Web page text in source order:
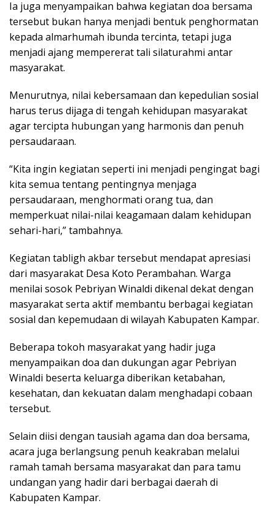
Ia juga menyampaikan bahwa kegiatan doa bersama
tersebut bukan hanya menjadi bentuk penghormatan
kepada almarhumah ibunda tercinta, tetapi juga
menjadi ajang mempererat tali silaturahmi antar
masyarakat.
Menurutnya, nilai kebersamaan dan kepedulian sosial
harus terus dijaga di tengah kehidupan masyarakat
agar tercipta hubungan yang harmonis dan penuh
persaudaraan.
“Kita ingin kegiatan seperti ini menjadi pengingat bagi
kita semua tentang pentingnya menjaga
persaudaraan, menghormati orang tua, dan
memperkuat nilai-nilai keagamaan dalam kehidupan
sehari-hari,” tambahnya.
Kegiatan tabligh akbar tersebut mendapat apresiasi
dari masyarakat Desa Koto Perambahan. Warga
menilai sosok Pebriyan Winaldi dikenal dekat dengan
masyarakat serta aktif membantu berbagai kegiatan
sosial dan kepemudaan di wilayah Kabupaten Kampar.
Beberapa tokoh masyarakat yang hadir juga
menyampaikan doa dan dukungan agar Pebriyan
Winaldi beserta keluarga diberikan ketabahan,
kesehatan, dan kekuatan dalam menghadapi cobaan
tersebut.
Selain diisi dengan tausiah agama dan doa bersama,
acara juga berlangsung penuh keakraban melalui
ramah tamah bersama masyarakat dan para tamu
undangan yang hadir dari berbagai daerah di
Kabupaten Kampar.